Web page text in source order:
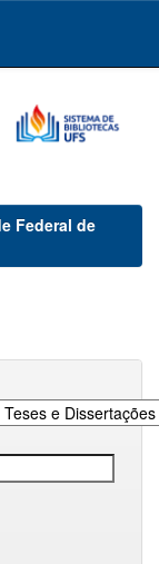
Federal de